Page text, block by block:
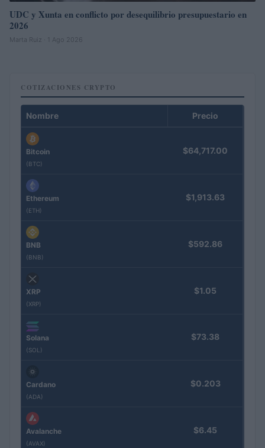
UDC y Xunta en conflicto por desequilibrio presupuestario en
2026
Marta Ruiz · 1 Ago 2026
COTIZACIONES CRYPTO
Nombre Precio
Bitcoin
(BTC)
$64,717.00
Ethereum
(ETH)
$1,913.63
BNB
(BNB)
$592.86
XRP
(XRP)
$1.05
Solana
(SOL)
$73.38
Cardano
(ADA)
$0.203
Avalanche
(AVAX)
$6.45